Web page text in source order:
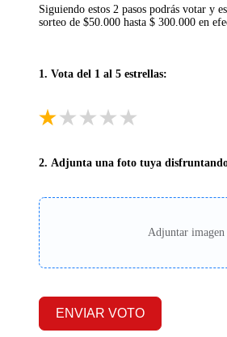
Siguiendo estos 2 pasos podrás votar y
sorteo de $50.000 hasta $ 300.000 en
1. Vota del 1 al 5 estrellas:
2. Adjunta una foto tuya
Adjuntar imagen
ENVIAR VOTO